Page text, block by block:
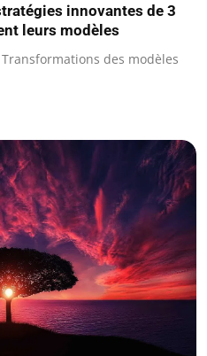
innovantes de 3
leurs modèles
des modèles